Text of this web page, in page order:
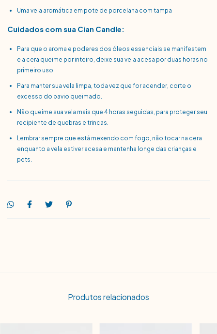
Uma vela aromática em pote de porcelana com tampa
Cuidados com sua Cian Candle:
Para que o aroma e poderes dos óleos essenciais se manifestem
e a cera queime por inteiro, deixe sua vela acesa por duas horas no
primeiro uso.
Para manter sua vela limpa, toda vez que for acender, corte o
excesso do pavio queimado.
Não queime sua vela mais que 4 horas seguidas, para proteger seu
recipiente de quebras e trincas.
Lembrar sempre que está mexendo com fogo, não tocar na cera
enquanto a vela estiver acesa e mantenha longe das crianças e
pets.
Produtos relacionados